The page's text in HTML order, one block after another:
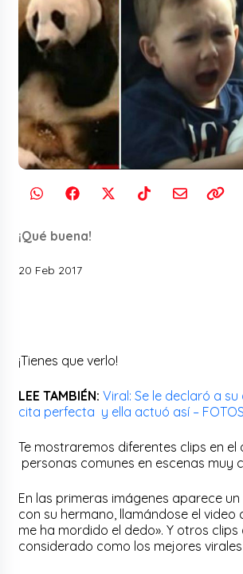
¡Qué buena!
20 Feb 2017
¡Tienes que verlo!
LEE TAMBIÉN: Viral: Se le declaró a
cita perfecta y ella actuó así – FOTOS
Te mostraremos diferentes clips en el
personas comunes en escenas muy
En las primeras imágenes aparece
con su hermano, llamándose el video
me ha mordido el dedo». Y otros clips
considerado como los mejores